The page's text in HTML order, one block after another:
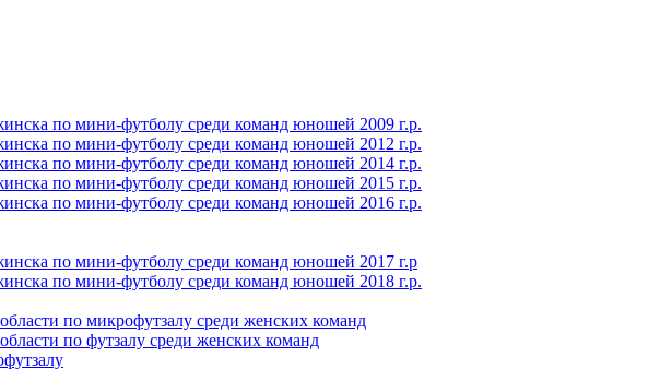
по мини-футболу среди команд юношей 2009 г.р.
по мини-футболу среди команд юношей 2012 г.р.
по мини-футболу среди команд юношей 2014 г.р.
по мини-футболу среди команд юношей 2015 г.р.
по мини-футболу среди команд юношей 2016 г.р.
по мини-футболу среди команд юношей 2017 г.р
по мини-футболу среди команд юношей 2018 г.р.
по микрофутзалу среди женских команд
по футзалу среди женских команд